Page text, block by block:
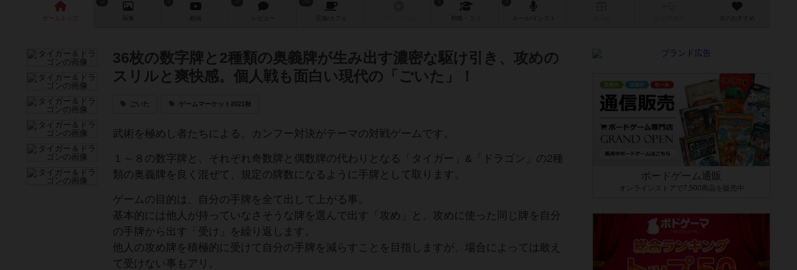
ゲーム 画像 レビュー 店舗/ カフェ 戦略 次のおすすめ
36枚の数字牌と2種類の奥義牌が生み出す濃密な駆け引き、攻めの
スリルと爽快感。個人戦も面白い現代の「ごいた」！
ごいた ゲームマーケット2021秋
武術を極めし者たちによる、カンフー対決がテーマの対戦ゲームです。
１～８の数字牌と、それぞれ奇数牌と偶数牌の代わりとなる「タイガー」&「ドラゴン」の2種
類の奥義牌を良く混ぜて、規定の牌数になるように手牌として取ります。
ゲームの目的は、自分の手牌を全て出して上がる事。
基本的には他人が持っていなさそうな牌を選んで出す「攻め」と、攻めに使った同じ牌を自分
の手牌から出す「受け」を繰り返します。
他人の攻め牌を積極的に受けて自分の手牌を減らすことを目指しますが、場合によっては敢え
て受けない事もアリ。
ボードゲーム通販
オンラインストアで7,500商品を販売中